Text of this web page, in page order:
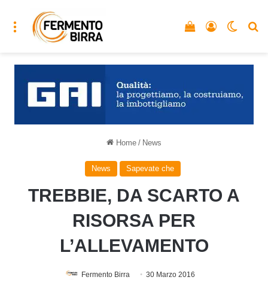
Menu Accedi
Vedi il carrello
Home / News
News Sapevate che
TREBBIE, DA SCARTO A
RISORSA PER
L’ALLEVAMENTO
Fermento Birra 30 Marzo 2016